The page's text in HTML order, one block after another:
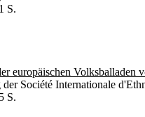
S.
europäischen Volksballaden
Société Internationale
S.